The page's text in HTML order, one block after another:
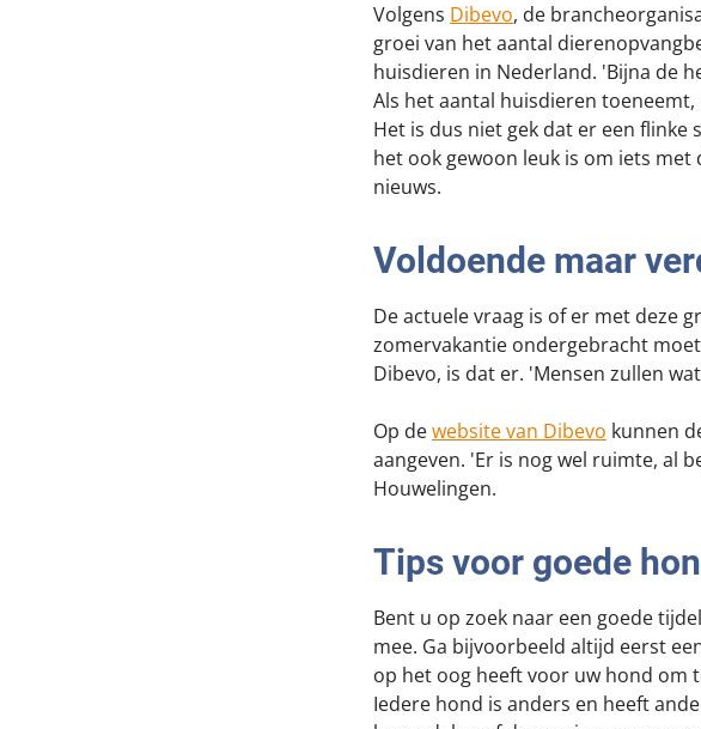
Volgens Dibevo, de
groei van het aantal
huisdieren in Nederland. 'Bijna de
Als het aantal huisdieren
Het is dus niet gek dat er een
het ook gewoon leuk is om iets
nieuws.
Voldoende maar
De actuele vraag is of er met deze
zomervakantie ondergebracht
Dibevo, is dat er. 'Mensen zullen
Op dewebsite van Dibevo kunnen
aangeven. 'Er is nog wel ruimte, al
Houwelingen.
Tips voor goede
Bent u op zoek naar een goede
mee. Ga bijvoorbeeld altijd eerst
op het oog heeft voor uw hond om
Iedere hond is anders en heeft